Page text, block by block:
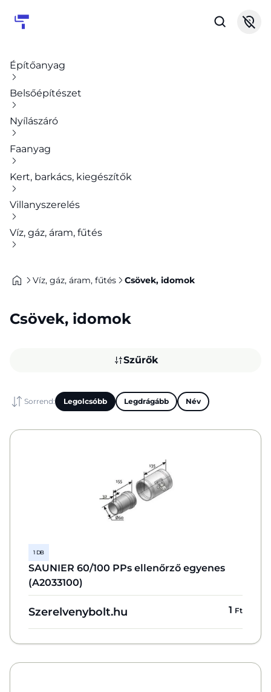
Építőanyag
Belsőépítészet
Nyílászáró
Faanyag
Kert, barkács, kiegészítők
Villanyszerelés
Víz, gáz, áram, fűtés
Víz, gáz, áram, fűtés Csövek, idomok
Csövek, idomok
Szűrők
Sorrend: Legolcsóbb Legdrágább Név
1 DB
SAUNIER 60/100 PPs ellenőrző egyenes
(A2033100)
Szerelvenybolt.hu 1 Ft